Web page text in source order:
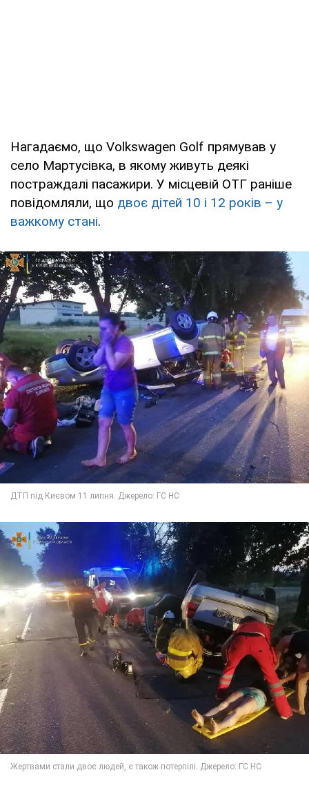
Нагадаємо, що Volkswagen Golf прямував у
село Мартусівка, в якому живуть деякі
постраждалі пасажири. У місцевій ОТГ раніше
повідомляли, що двоє дітей 10 і 12 років – у
важкому стані.